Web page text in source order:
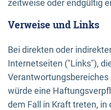
zeitweise oder endgültig
Verweise und Links
Bei direkten oder
Internetseiten ("Links"),
Verantwortungsbereiches
würde eine
dem Fall in Kraft treten, in